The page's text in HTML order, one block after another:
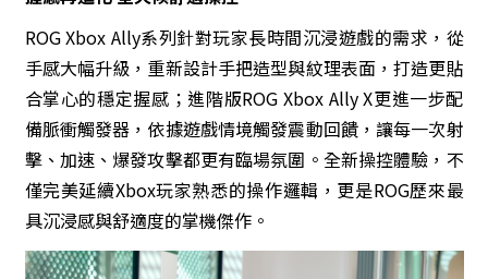
ROG Xbox Ally系列針對玩家長時間沉浸遊戲的需求，從
手感大幅升級，重新設計手把造型與紋理表面，打造更貼
合掌心的穩定握感；進階版ROG Xbox Ally X更進一步配
備脈衝觸發器，依據遊戲情境觸發震動回饋，讓每一次射
擊、加速、爆發攻擊都更有臨場氛圍。全新操控體驗，不
僅完美延續Xbox玩家熟悉的操作邏輯，更是ROG歷來最
具沉浸感與舒適度的掌機傑作。